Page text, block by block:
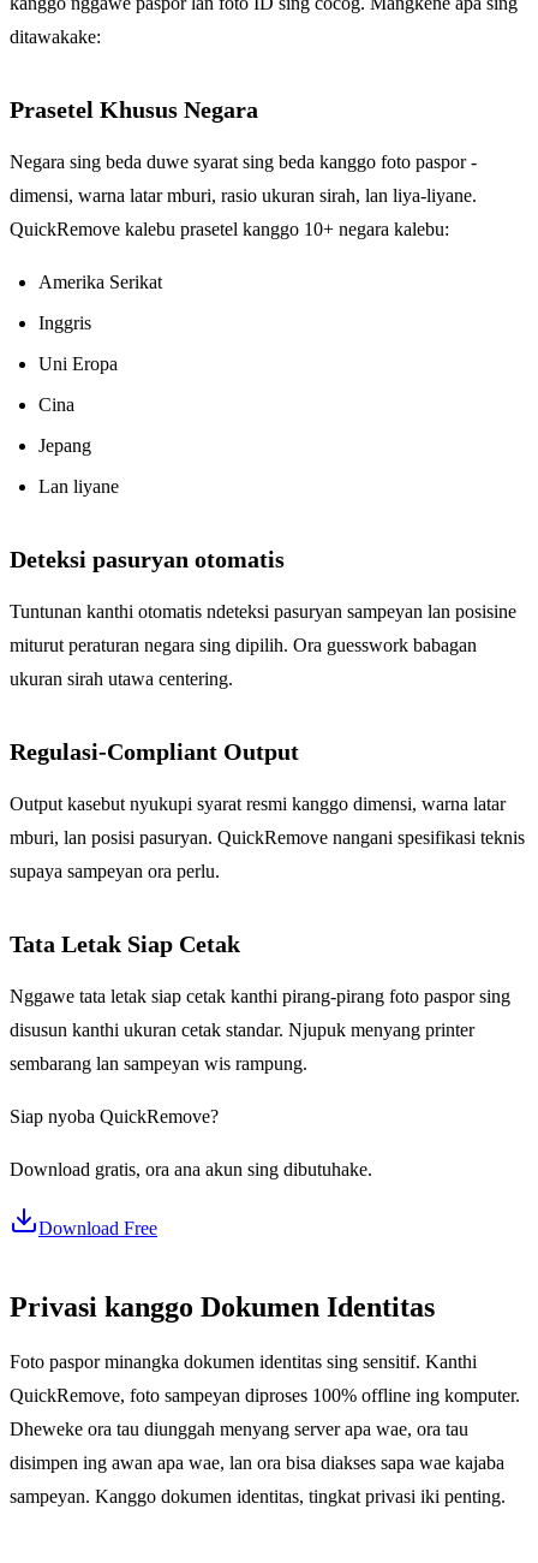
ditawakake:
Prasetel Khusus Negara
Negara sing beda duwe syarat sing beda kanggo foto paspor -
dimensi, warna latar mburi, rasio ukuran sirah, lan liya-liyane.
QuickRemove kalebu prasetel kanggo 10+ negara kalebu:
Amerika Serikat
Inggris
Uni Eropa
Cina
Jepang
Lan liyane
Deteksi pasuryan otomatis
Tuntunan kanthi otomatis ndeteksi pasuryan sampeyan lan posisine
miturut peraturan negara sing dipilih. Ora guesswork babagan
ukuran sirah utawa centering.
Regulasi-Compliant Output
Output kasebut nyukupi syarat resmi kanggo dimensi, warna latar
mburi, lan posisi pasuryan. QuickRemove nangani spesifikasi teknis
supaya sampeyan ora perlu.
Tata Letak Siap Cetak
Nggawe tata letak siap cetak kanthi pirang-pirang foto paspor sing
disusun kanthi ukuran cetak standar. Njupuk menyang printer
sembarang lan sampeyan wis rampung.
Siap nyoba QuickRemove?
Download gratis, ora ana akun sing dibutuhake.
Download Free
Privasi kanggo Dokumen Identitas
Foto paspor minangka dokumen identitas sing sensitif. Kanthi
QuickRemove, foto sampeyan diproses 100% offline ing komputer.
Dheweke ora tau diunggah menyang server apa wae, ora tau
disimpen ing awan apa wae, lan ora bisa diakses sapa wae kajaba
sampeyan. Kanggo dokumen identitas, tingkat privasi iki penting.